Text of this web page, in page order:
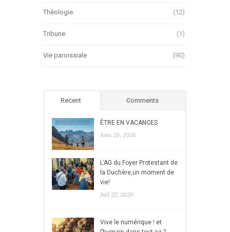
Théologie (12)
Tribune (1)
Vie paroissiale (90)
Recent Comments
ÊTRE EN VACANCES
Juin 29, 2026
L’AG du Foyer Protestant de
la Duchère,un moment de
vie!
Juil 22, 2026
Vive le numérique ! et